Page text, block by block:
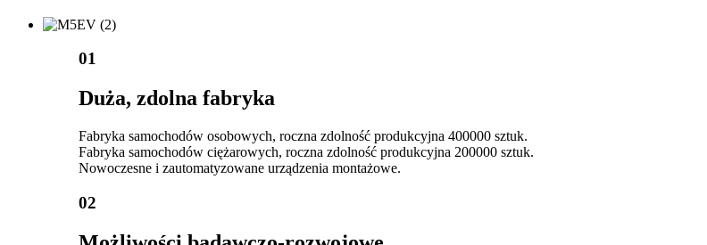
01
Duża, zdolna fabryka
Fabryka samochodów osobowych, roczna zdolność produkcyjna 400000 sztuk.
Fabryka samochodów ciężarowych, roczna zdolność produkcyjna 200000 sztuk.
Nowoczesne i zautomatyzowane urządzenia montażowe.
02